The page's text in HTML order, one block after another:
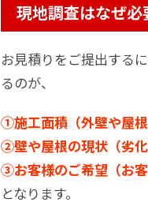
現地調査はなぜ必
お見積りをご提出する
るのが、
①施工面積（外壁や屋根
②壁や屋根の現状（劣化
③お客様のご希望（お客
となります。